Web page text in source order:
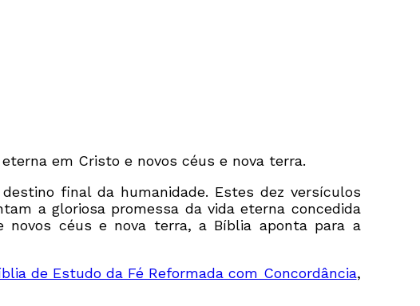
em Cristo e novos céus e nova terra.
final da humanidade. Estes dez versículos
a gloriosa promessa da vida eterna concedida
céus e nova terra, a Bíblia aponta para a
de Estudo da Fé Reformada com Concordância,